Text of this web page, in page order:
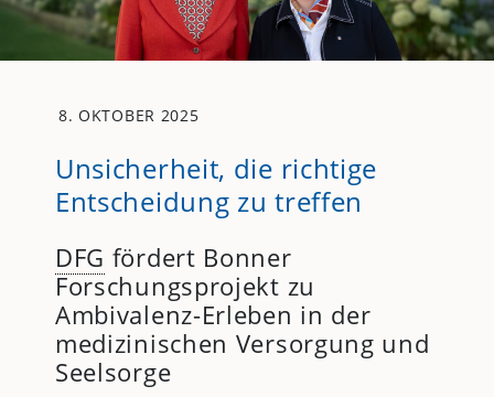
8. OKTOBER 2025
Unsicherheit, die richtige
Entscheidung zu treffen
DFG fördert Bonner
Forschungsprojekt zu
Ambivalenz-Erleben in der
medizinischen Versorgung und
Seelsorge